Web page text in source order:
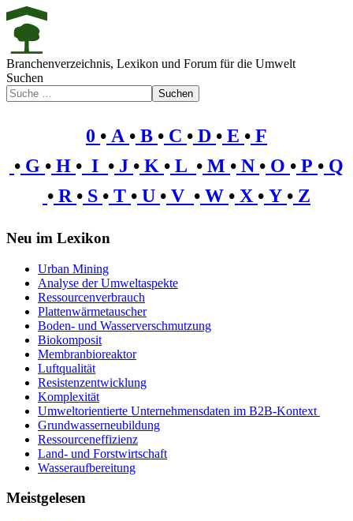
Branchenverzeichnis, Lexikon und Forum für die Umwelt
Suchen
Suchen
0 • A • B • C • D • E • F
• G • H • I • J • K • L • M • N • O • P • Q
• R • S • T • U • V • W • X • Y • Z
Neu im Lexikon
Urban Mining
Analyse der Umweltaspekte
Ressourcenverbrauch
Plattenwärmetauscher
Boden- und Wasserverschmutzung
Biokomposit
Membranbioreaktor
Luftqualität
Resistenzentwicklung
Komplexität
Umweltorientierte Unternehmensdaten im B2B-Kontext
Grundwasserneubildung
Ressourceneffizienz
Land- und Forstwirtschaft
Wasseraufbereitung
Meistgelesen